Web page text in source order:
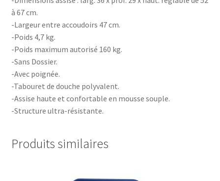
à 67 cm.
-Largeur entre accoudoirs 47 cm.
-Poids 4,7 kg.
-Poids maximum autorisé 160 kg.
-Sans Dossier.
-Avec poignée.
-Tabouret de douche polyvalent.
-Assise haute et confortable en mousse souple.
-Structure ultra-résistante.
Produits similaires